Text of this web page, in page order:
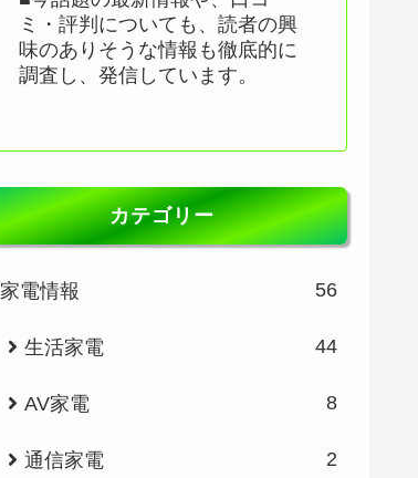
ミ・評判についても、読者の興
味のありそうな情報も徹底的に
調査し、発信しています。
カテゴリー
家電情報 56
生活家電 44
AV家電 8
通信家電 2